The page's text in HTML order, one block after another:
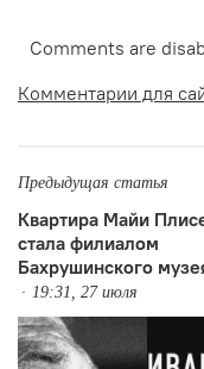
Comments are
Комментарии для
Предыдущая статья
Квартира Майи
стала филиалом
Бахрушинского
19:31, 27 июля